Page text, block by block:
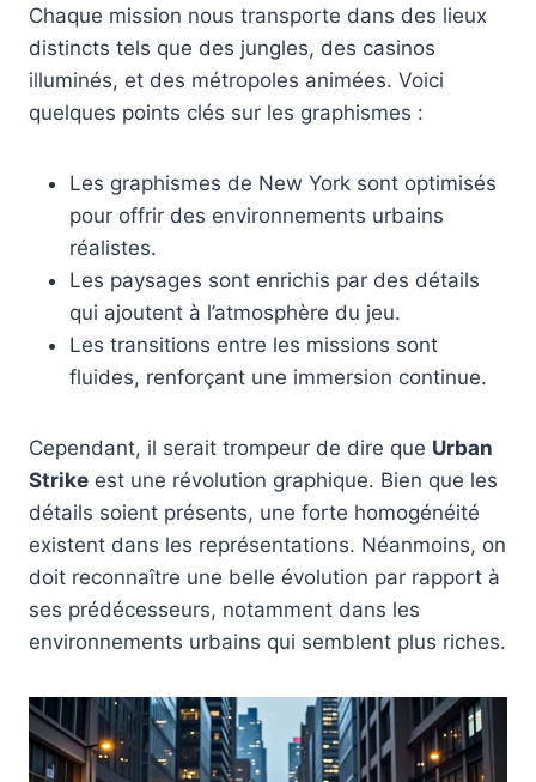
Chaque mission nous transporte dans des lieux
distincts tels que des jungles, des casinos
illuminés, et des métropoles animées. Voici
quelques points clés sur les graphismes :
Les graphismes de New York sont optimisés
pour offrir des environnements urbains
réalistes.
Les paysages sont enrichis par des détails
qui ajoutent à l’atmosphère du jeu.
Les transitions entre les missions sont
fluides, renforçant une immersion continue.
Cependant, il serait trompeur de dire que Urban
Strike est une révolution graphique. Bien que les
détails soient présents, une forte homogénéité
existent dans les représentations. Néanmoins, on
doit reconnaître une belle évolution par rapport à
ses prédécesseurs, notamment dans les
environnements urbains qui semblent plus riches.